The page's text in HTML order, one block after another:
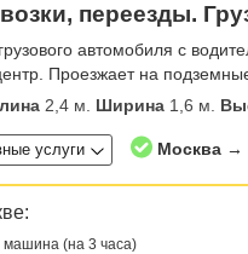
переезды.
автомобиля с
Проезжает на
2,4 м. Ширина1,6 м.
услуги Москва →
машина (на 3 часа)